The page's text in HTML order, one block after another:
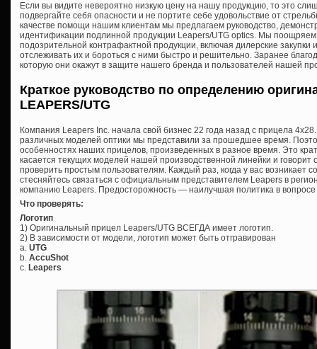
Если вы видите невероятно низкую цену на нашу продукцию, то это
подвергайте себя опасности и не портите себе удовольствие от
качестве помощи нашим клиентам мы предлагаем руководство,
идентификации подлинной продукции Leapers/UTG optics. Мы
подозрительной контрафактной продукции, включая дилерские
отслеживать их и бороться с ними быстро и решительно. Заранее
которую они окажут в защите нашего бренда и пользователей нашей
Краткое руководство по определению
LEAPERS/UTG
Компания Leapers Inc. начала свой бизнес 22 года назад с прицела 4х28.
различных моделей оптики мы представили за прошедшее время.
особенностях наших прицелов, произведенных в разное время. Это
касается текущих моделей нашей производственной линейки и говорит
проверить простым пользователям. Каждый раз, когда у вас возникает
стесняйтесь связаться с официальным представителем Leapers в
компанию Leapers. Предосторожность — наилучшая политика в
Что проверять:
Логотип
1) Оригинальный прицел Leapers/UTG ВСЕГДА имеет логотип.
2) В зависимости от модели, логотип может быть отгравирован
а. UTG
b. AccuShot
c. Leapers